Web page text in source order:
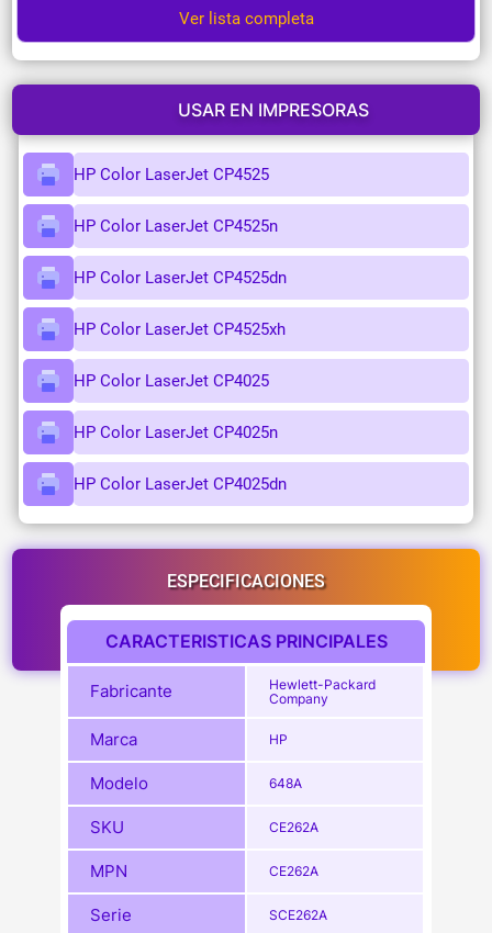
Ver lista completa
USAR EN IMPRESORAS
HP Color LaserJet CP4525
HP Color LaserJet CP4525n
HP Color LaserJet CP4525dn
HP Color LaserJet CP4525xh
HP Color LaserJet CP4025
HP Color LaserJet CP4025n
HP Color LaserJet CP4025dn
ESPECIFICACIONES
CARACTERISTICAS PRINCIPALES
Fabricante
Hewlett-Packard
Company
Marca HP
Modelo 648A
SKU CE262A
MPN CE262A
Serie SCE262A